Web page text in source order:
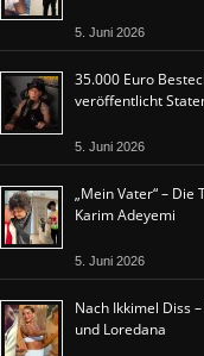
5. Juni 2026
35.000 Euro
veröffentlicht
5. Juni 2026
„Mein Vater“ –
Karim Adeyemi
5. Juni 2026
Nach Ikkimel Diss
und Loredana